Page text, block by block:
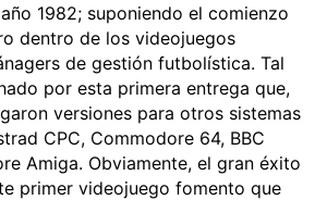
1982; suponiendo el comienzo
dentro de los videojuegos
de gestión futbolística. Tal
por esta primera entrega que,
versiones para otros sistemas
CPC, Commodore 64, BBC
Amiga. Obviamente, el gran éxito
primer videojuego fomento que